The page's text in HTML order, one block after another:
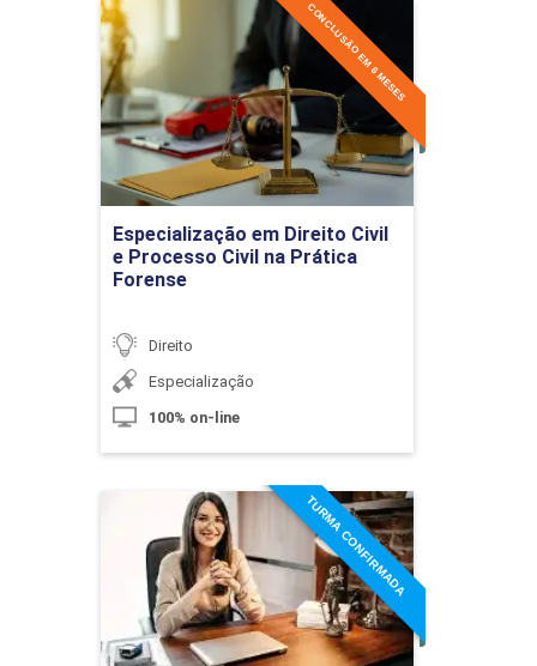
Do Divórcio e Separação Judicial e
Extrajudicial
Dissolução da Sociedade Conjugal
Separação e Divórcio
10h
Especialização em Direito Civil
e Processo Civil na Prática
Forense
CONCLUSÃO EM 6 MESES
Direito
Especialização
100% on-line
Especialização em Direito
Civil e Processo Civil na
Prática Forense
Detalhes do curso
TURMA CONFIRMADA
Especialização em Direito
Civil e Processual Civil
Detalhes do curso